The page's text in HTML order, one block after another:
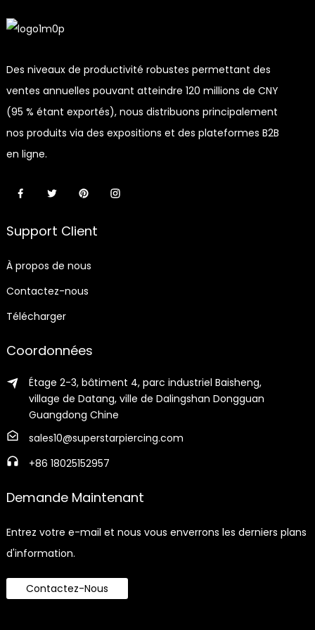
Des niveaux de productivité robustes permettant des
ventes annuelles pouvant atteindre 120 millions de CNY
(95 % étant exportés), nous distribuons principalement
nos produits via des expositions et des plateformes B2B
en ligne.
Support Client
À propos de nous
Contactez-nous
Télécharger
Coordonnées
Étage 2-3, bâtiment 4, parc industriel Baisheng,
village de Datang, ville de Dalingshan Dongguan
Guangdong Chine
sales10@superstarpiercing.com
+86 18025152957
Demande Maintenant
Entrez votre e-mail et nous vous enverrons les derniers plans
d'information.
Contactez-Nous